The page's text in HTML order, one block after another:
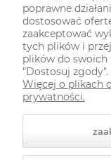
ODWIEDŹ
poprawne
dostosować
zaakceptować
tych plików i
plików do swoich
"Dostosuj zgody".
Więcej o plikach
prywatności.